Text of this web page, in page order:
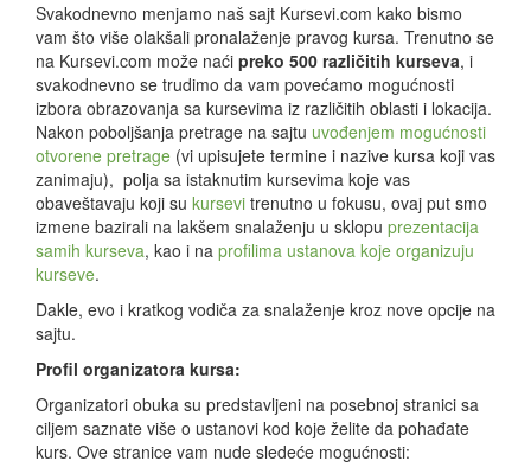
Svakodnevno menjamo naš sajt Kursevi.com kako bismo
vam što više olakšali pronalaženje pravog kursa. Trenutno se
na Kursevi.com može naći preko 500 različitih kurseva, i
svakodnevno se trudimo da vam povećamo mogućnosti
izbora obrazovanja sa kursevima iz različitih oblasti i lokacija.
Nakon poboljšanja pretrage na sajtu uvođenjem mogućnosti
otvorene pretrage (vi upisujete termine i nazive kursa koji vas
zanimaju), polja sa istaknutim kursevima koje vas
obaveštavaju koji su kursevi trenutno u fokusu, ovaj put smo
izmene bazirali na lakšem snalaženju u sklopu prezentacija
samih kurseva, kao i na profilima ustanova koje organizuju
kurseve.
Dakle, evo i kratkog vodiča za snalaženje kroz nove opcije na
sajtu.
Profil organizatora kursa:
Organizatori obuka su predstavljeni na posebnoj stranici sa
ciljem saznate više o ustanovi kod koje želite da pohađate
kurs. Ove stranice vam nude sledeće mogućnosti: